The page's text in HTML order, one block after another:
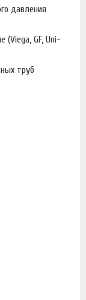
давления
(Viega, GF, Uni-
труб